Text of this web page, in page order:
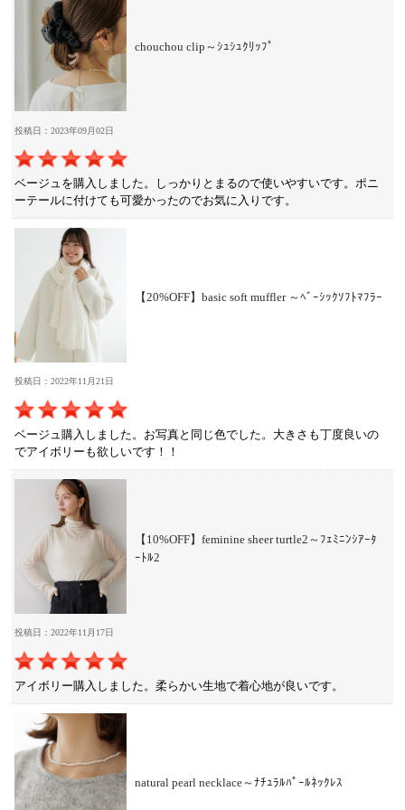
chouchou clip～ｼｭｼｭｸﾘｯﾌﾟ
投稿日：2023年09月02日
ベージュを購入しました。しっかりとまるので使いやすいです。ポニ
ーテールに付けても可愛かったのでお気に入りです。
【20%OFF】basic soft muffler ～ﾍﾞｰｼｯｸｿﾌﾄﾏﾌﾗｰ
投稿日：2022年11月21日
ベージュ購入しました。お写真と同じ色でした。大きさも丁度良いの
でアイボリーも欲しいです！！
【10%OFF】feminine sheer turtle2～ﾌｪﾐﾆﾝｼｱｰﾀ
ｰﾄﾙ2
投稿日：2022年11月17日
アイボリー購入しました。柔らかい生地で着心地が良いです。
natural pearl necklace～ﾅﾁｭﾗﾙﾊﾟｰﾙﾈｯｸﾚｽ